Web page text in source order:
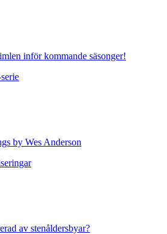
inför kommande säsonger!
by Wes Anderson
av stenåldersbyar?